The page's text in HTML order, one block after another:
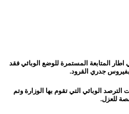
المتابعة المستمرة للوضع الوبائي فقد
جدري القرود.
الوبائي التي تقوم بها الوزارة وتم
للعزل.